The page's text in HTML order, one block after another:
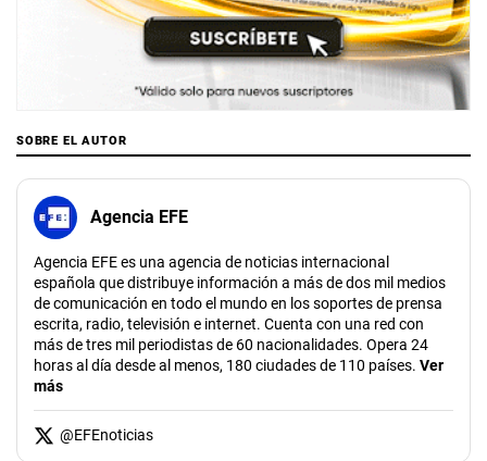
SOBRE EL AUTOR
Agencia EFE
Agencia EFE es una agencia de noticias internacional
española que distribuye información a más de dos mil medios
de comunicación en todo el mundo en los soportes de prensa
escrita, radio, televisión e internet. Cuenta con una red con
más de tres mil periodistas de 60 nacionalidades. Opera 24
horas al día desde al menos, 180 ciudades de 110 países. Ver
más
@EFEnoticias